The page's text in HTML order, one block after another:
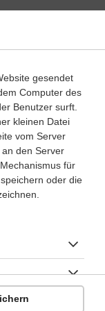
Klasse
weiter?
Reich
Glaube
#751
#n. Chr.
Reich
Jetzt lernen
gesendet
Computer des
Benutzer surft.
kleinen Datei
vom Server
den Server
für
oder die